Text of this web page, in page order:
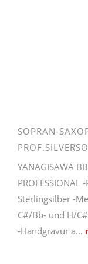
SOPRAN-
YANAGISAWA
Sterlingsilber -
C#/Bb- und H/
-Handgravur a...